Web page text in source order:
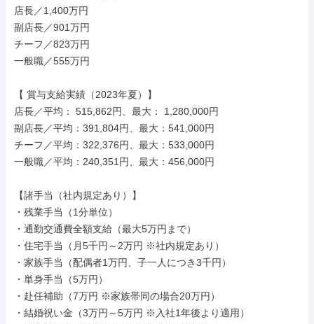
店長／1,400万円
副店長／901万円
チーフ／823万円
一般職／555万円
【 賞与支給実績（2023年夏）】
店長／平均： 515,862円、最大： 1,280,000円
副店長／平均：391,804円、最大：541,000円
チーフ／平均：322,376円、最大：533,000円
一般職／平均：240,351円、最大：456,000円
【諸手当（社内規定あり）】
・残業手当（1分単位）
・通勤交通費全額支給（最大5万円まで）
・住宅手当（月5千円～2万円 ※社内規定あり）
・家族手当（配偶者1万円、子一人につき3千円）
・単身手当（5万円）
・赴任補助（7万円 ※家族帯同の場合20万円）
・結婚祝い金（3万円～5万円 ※入社1年後より適用）